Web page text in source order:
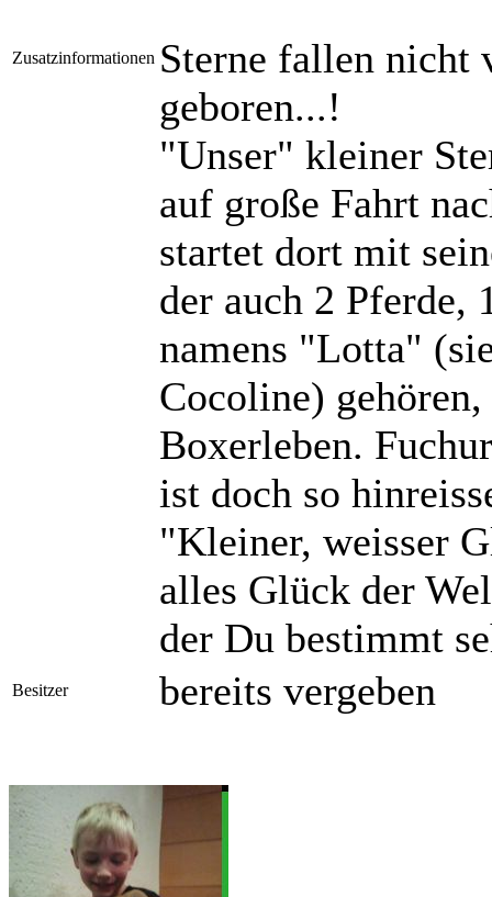
Zusatzinformationen Sterne fallen nicht
geboren...!
"Unser" kleiner
auf große Fahrt
startet dort mit
der auch 2 Pferde,
namens "Lotta"
Cocoline)
Boxerleben.
ist doch so
"Kleiner, weisser
alles Glück der
der Du bestimmt
Besitzer bereits vergeben